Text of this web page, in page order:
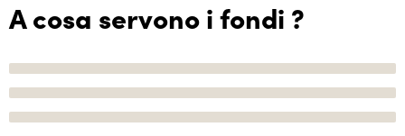
A cosa servono i fondi ?